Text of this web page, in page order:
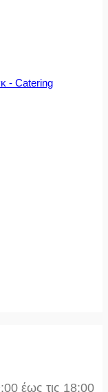
- Catering
έως τις 18:00